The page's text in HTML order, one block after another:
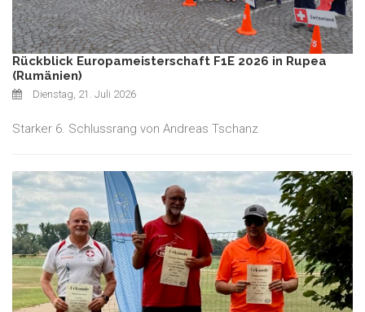
Rückblick Europameisterschaft F1E 2026 in Rupea
(Rumänien)
Dienstag, 21. Juli 2026
Starker 6. Schlussrang von Andreas Tschanz